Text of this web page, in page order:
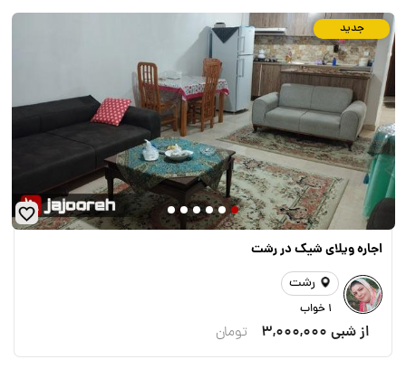
جدید
اجاره ویلای شیک در رشت
رشت
1 خواب
از شبی 3,000,000 تومان